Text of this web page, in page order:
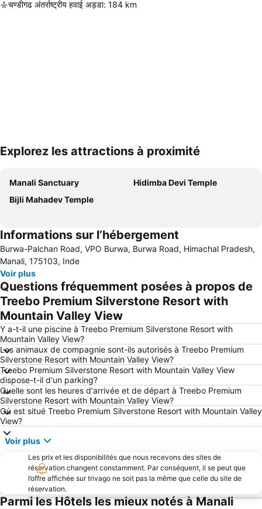
चण्डीगढ अंतर्राष्ट्रीय हवाई अड्डा: 184 km
Explorez les attractions à proximité
Manali Sanctuary
Hidimba Devi Temple
Bijli Mahadev Temple
Informations sur l’hébergement
Burwa-Palchan Road, VPO Burwa, Burwa Road, Himachal Pradesh,
Manali, 175103, Inde
Voir plus
Questions fréquemment posées à propos de
Treebo Premium Silverstone Resort with
Mountain Valley View
Y a-t-il une piscine à Treebo Premium Silverstone Resort with
Mountain Valley View?
Les animaux de compagnie sont-ils autorisés à Treebo Premium
Silverstone Resort with Mountain Valley View?
Treebo Premium Silverstone Resort with Mountain Valley View
dispose-t-il d'un parking?
Quelle sont les heures d'arrivée et de départ à Treebo Premium
Silverstone Resort with Mountain Valley View?
Où est situé Treebo Premium Silverstone Resort with Mountain Valley
View?
Voir plus
Les prix et les disponibilités que nous recevons des sites de
réservation changent constamment. Par conséquent, il se peut que
l’offre affichée sur trivago ne soit pas la même que celle du site de
réservation.
Parmi les Hôtels les mieux notés à Manali